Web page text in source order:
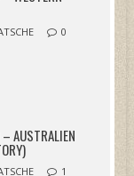
0
AUSTRALIEN
1